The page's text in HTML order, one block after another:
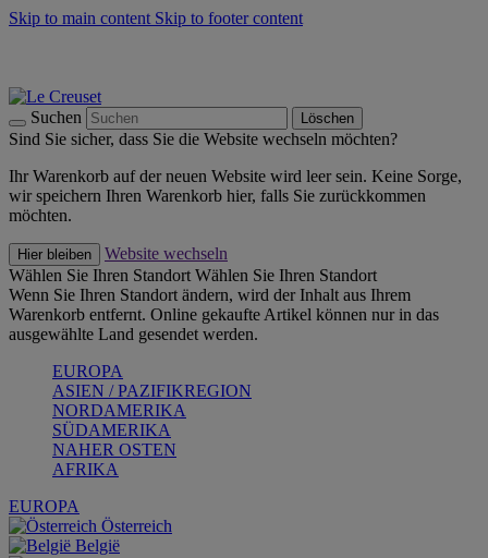
Skip to main content Skip to footer content
Suchen Löschen
Sind Sie sicher, dass Sie die Website wechseln möchten?
Ihr Warenkorb auf der neuen Website wird leer sein. Keine Sorge,
wir speichern Ihren Warenkorb hier, falls Sie zurückkommen
möchten.
Hier bleiben
Website wechseln
Wählen Sie Ihren Standort Wählen Sie Ihren Standort
Wenn Sie Ihren Standort ändern, wird der Inhalt aus Ihrem
Warenkorb entfernt. Online gekaufte Artikel können nur in das
ausgewählte Land gesendet werden.
EUROPA
ASIEN / PAZIFIKREGION
NORDAMERIKA
SÜDAMERIKA
NAHER OSTEN
AFRIKA
EUROPA
Österreich
België